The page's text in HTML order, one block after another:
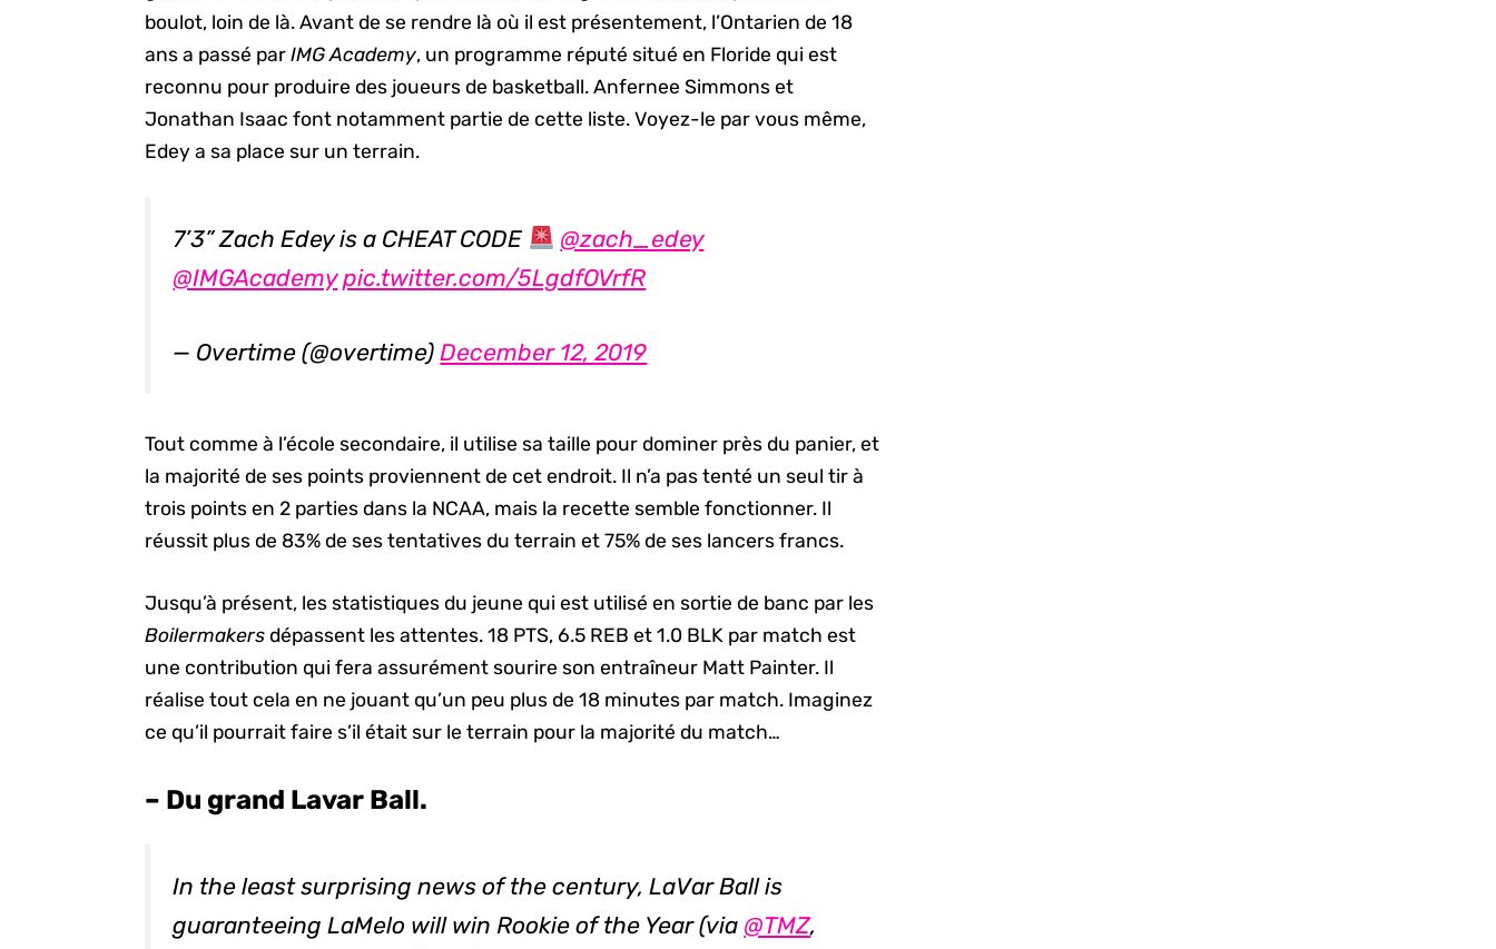
boulot, loin de là. Avant de se rendre là où il est présentement, l’Ontarien de 18
ans a passé parIMG Academy, un programme réputé situé en Floride qui est
reconnu pour produire des joueurs de basketball. Anfernee Simmons et
Jonathan Isaac font notamment partie de cette liste. Voyez-le par vous même,
Edey a sa place sur un terrain.
7’3” Zach Edey is a CHEAT CODE
@zach_edey
@IMGAcademy pic.twitter.com/5LgdfOVrfR
— Overtime (@overtime)December 12, 2019
Tout comme à l’école secondaire, il utilise sa taille pour dominer près du panier, et
la majorité de ses points proviennent de cet endroit. Il n’a pas tenté un seul tir à
trois points en 2 parties dans la NCAA, mais la recette semble fonctionner. Il
réussit plus de 83% de ses tentatives du terrain et 75% de ses lancers francs.
Jusqu’à présent, les statistiques du jeune qui est utilisé en sortie de banc par les
Boilermakers dépassent les attentes. 18 PTS, 6.5 REB et 1.0 BLK par match est
une contribution qui fera assurément sourire son entraîneur Matt Painter. Il
réalise tout cela en ne jouant qu’un peu plus de 18 minutes par match. Imaginez
ce qu’il pourrait faire s’il était sur le terrain pour la majorité du match…
– Du grand Lavar Ball.
In the least surprising news of the century, LaVar Ball is
guaranteeing LaMelo will win Rookie of the Year (via @TMZ,